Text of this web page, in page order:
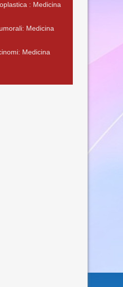
: Medicina
Medicina
Medicina